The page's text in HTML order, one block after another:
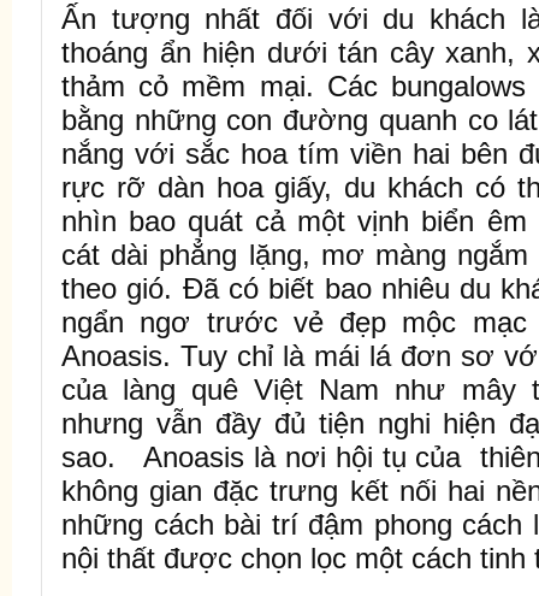
Ấn tượng nhất đối với du khách
thoáng ẩn hiện dưới tán cây xanh,
thảm cỏ mềm mại. Các
bằng những con đường quanh co
nắng với sắc hoa tím viền hai bên
rực rỡ dàn hoa giấy, du khách có
nhìn bao quát cả một vịnh biển
cát dài phẳng lặng, mơ màng
theo gió. Đã có biết bao nhiêu du
ngẩn ngơ trước vẻ đẹp mộc mạc
Anoasis. Tuy chỉ là mái lá đơn sơ
của làng quê Việt Nam như mây
nhưng vẫn đầy đủ tiện nghi hiện
sao. Anoasis là nơi hội tụ của
không gian đặc trưng kết nối hai
những cách bài trí đậm phong cách
nội thất được chọn lọc một cách tinh